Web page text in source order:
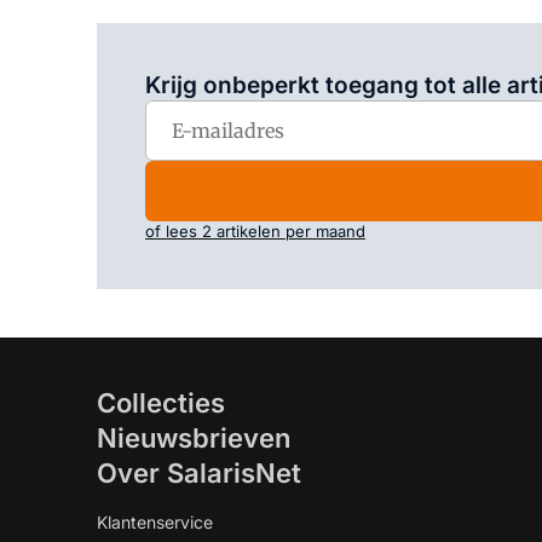
Krijg onbeperkt toegang tot alle
of lees 2 artikelen per maand
Collecties
Nieuwsbrieven
Over SalarisNet
Klantenservice